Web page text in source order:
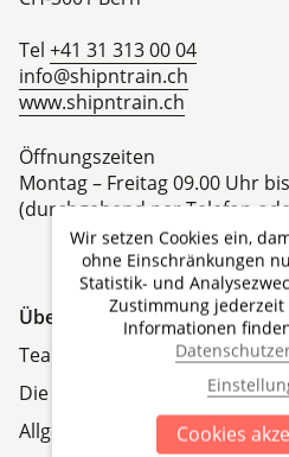
Tel +41 31 313 00 04
info@shipntrain.ch
www.shipntrain.ch
Öffnungszeiten
Montag – Freitag 09.00 Uhr
(durchgehend per Telefon
Über Ship'N'Train Travel
Team
Die Firmengruppe
Allgemeine
Wir setzen Cookies ein,
ohne Einschränkungen
Statistik- und
Zustimmung
Informationen
Cookies